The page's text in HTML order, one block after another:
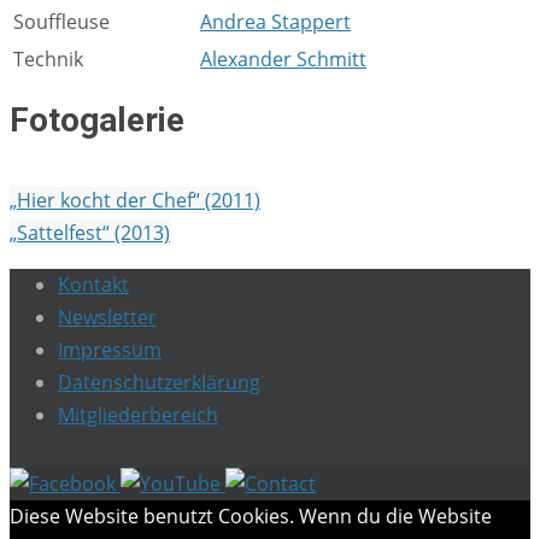
Souffleuse
Andrea Stappert
Technik
Alexander Schmitt
Fotogalerie
„Hier kocht der Chef“ (2011)
„Sattelfest“ (2013)
Kontakt
Newsletter
Impressum
Datenschutzerklärung
Mitgliederbereich
Diese Website benutzt Cookies. Wenn du die Website